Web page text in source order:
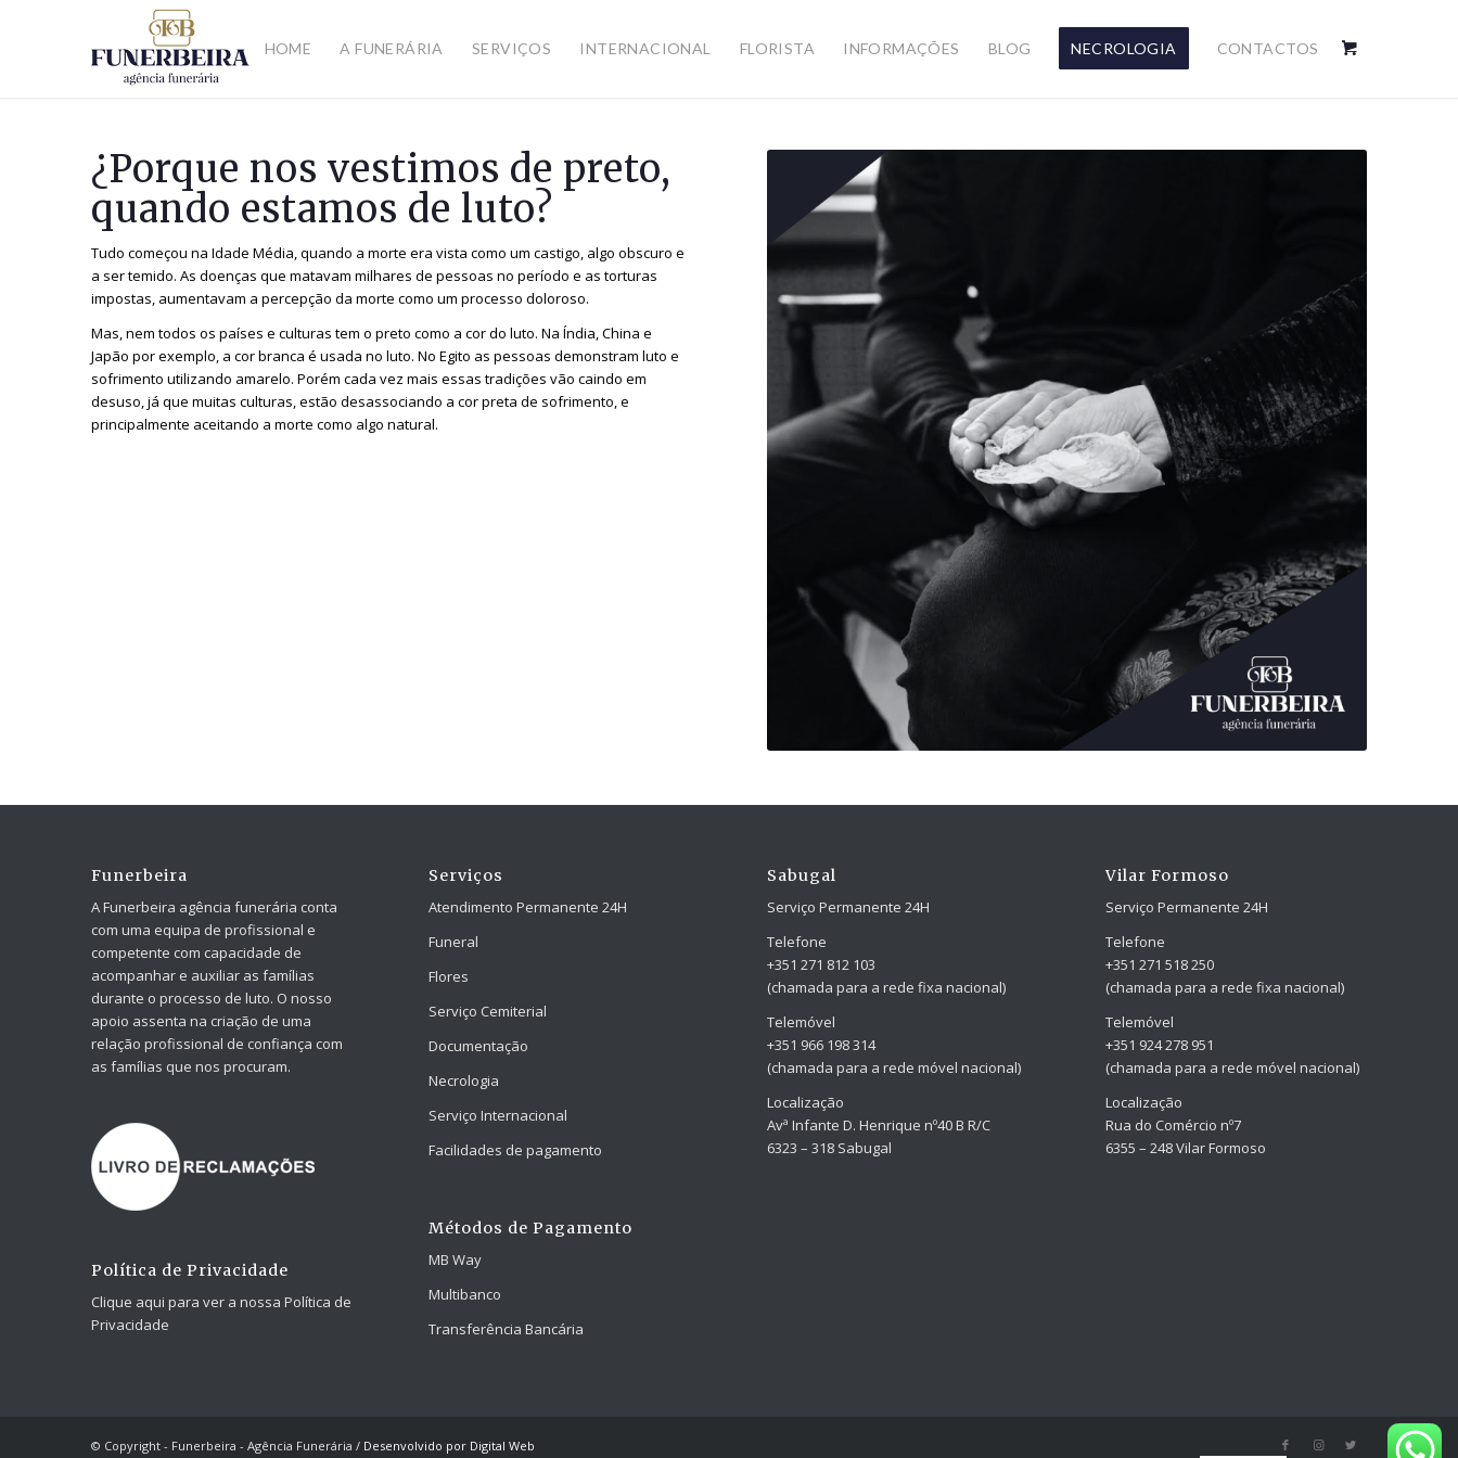
HOME A FUNERÁRIA SERVIÇOS INTERNACIONAL FLORISTA INFORMAÇÕES BLOG NECROLOGIA CONTACTOS
¿Porque nos vestimos de preto,
quando estamos de luto?
Tudo começou na Idade Média, quando a morte era vista como um castigo, algo obscuro e
a ser temido. As doenças que matavam milhares de pessoas no período e as torturas
impostas, aumentavam a percepção da morte como um processo doloroso.
Mas, nem todos os países e culturas tem o preto como a cor do luto. Na Índia, China e
Japão por exemplo, a cor branca é usada no luto. No Egito as pessoas demonstram luto e
sofrimento utilizando amarelo. Porém cada vez mais essas tradições vão caindo em
desuso, já que muitas culturas, estão desassociando a cor preta de sofrimento, e
principalmente aceitando a morte como algo natural.
Funerbeira
A Funerbeira agência funerária conta
com uma equipa de profissional e
competente com capacidade de
acompanhar e auxiliar as famílias
durante o processo de luto. O nosso
apoio assenta na criação de uma
relação profissional de confiança com
as famílias que nos procuram.
Política de Privacidade
Clique aqui para ver a nossa Política de
Privacidade
Serviços
Atendimento Permanente 24H
Funeral
Flores
Serviço Cemiterial
Documentação
Necrologia
Serviço Internacional
Facilidades de pagamento
Métodos de Pagamento
MB Way
Multibanco
Transferência Bancária
Sabugal
Serviço Permanente 24H
Telefone
+351 271 812 103
(chamada para a rede fixa nacional)
Telemóvel
+351 966 198 314
(chamada para a rede móvel nacional)
Localização
Avª Infante D. Henrique nº40 B R/C
6323 – 318 Sabugal
Vilar Formoso
Serviço Permanente 24H
Telefone
+351 271 518 250
(chamada para a rede fixa nacional)
Telemóvel
+351 924 278 951
(chamada para a rede móvel nacional)
Localização
Rua do Comércio nº7
6355 – 248 Vilar Formoso
© Copyright - Funerbeira - Agência Funerária / Desenvolvido por Digital Web